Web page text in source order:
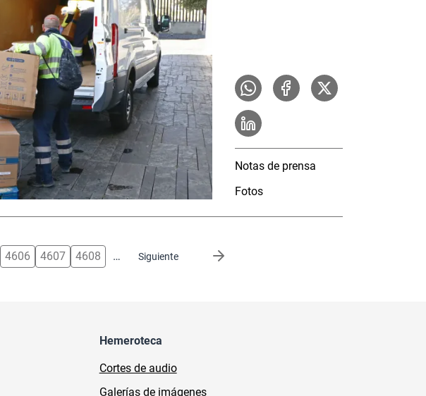
Notas de prensa
Fotos
4606 4607 4608 … Siguiente
Siguiente página
Hemeroteca
Cortes de audio
Galerías de imágenes